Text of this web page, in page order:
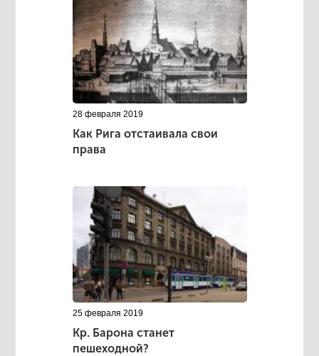
28 февраля 2019
Как Рига отстаивала свои
права
25 февраля 2019
Кр. Барона станет
пешеходной?